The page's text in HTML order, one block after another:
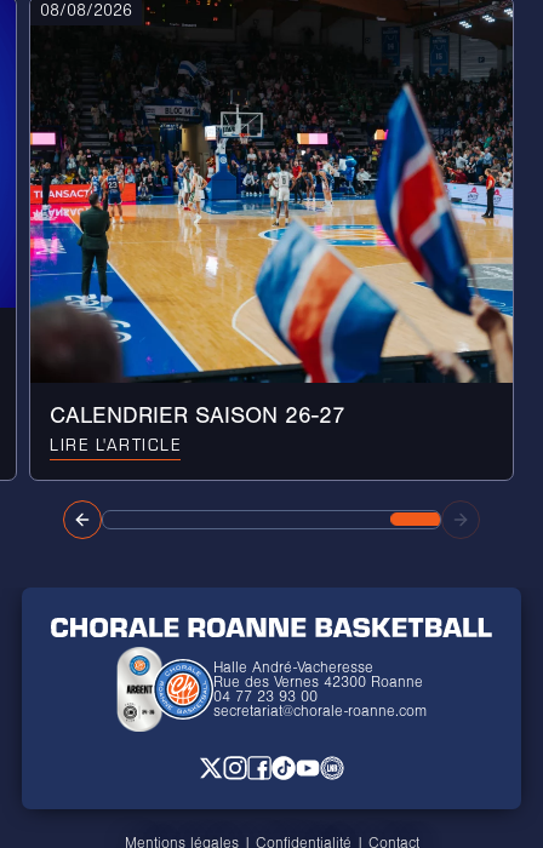
08/08/2026
CALENDRIER SAISON 26-27
LIRE L'ARTICLE
Halle André-Vacheresse
Rue des Vernes 42300 Roanne
04 77 23 93 00
secretariat@chorale-roanne.com
Mentions légales| Confidentialité | Contact